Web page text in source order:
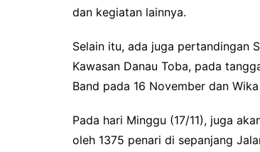
dan kegiatan lainnya.
Selain itu, ada juga pertandingan
Kawasan Danau Toba, pada
Band pada 16 November dan
Pada hari Minggu (17/11), juga
oleh 1375 penari di sepanjang